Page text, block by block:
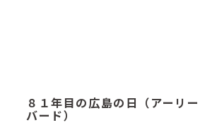
８１年目の広島の日（アーリー
バード）